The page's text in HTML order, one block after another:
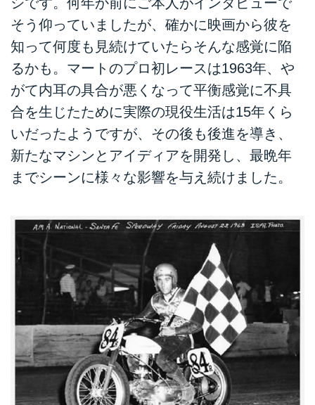
そう仰っていましたが、確かに映画から彼を
知って何度も見続けていたらそんな感覚に陥
るかも。マートのプロ初レースは1963年、や
がて内耳の具合が悪くなって平衡感覚に不具
合を生じたために実際の現役生活は15年くら
いだったようですが、その後も後進を導き、
新たなマシンとアイディアを開発し、最晩年
までシーンに様々な影響を与え続けました。